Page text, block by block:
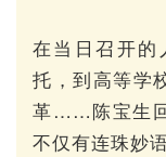
在当日召开的
托，到高等学
革……陈宝生回
不仅有连珠妙